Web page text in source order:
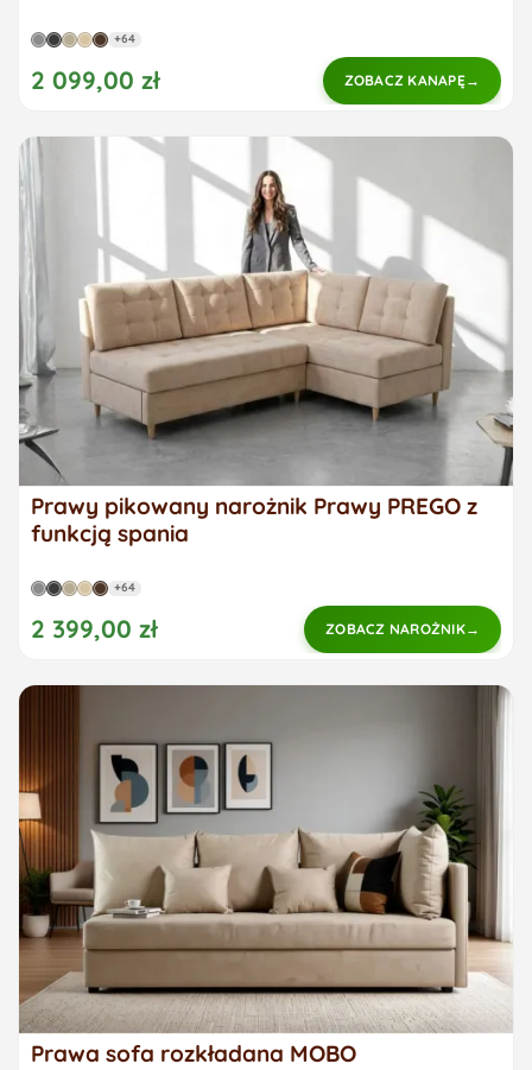
+64
2 099,00 zł ZOBACZ KANAPĘ
Prawy pikowany narożnik Prawy PREGO z
funkcją spania
+64
2 399,00 zł ZOBACZ NAROŻNIK
Prawa sofa rozkładana MOBO